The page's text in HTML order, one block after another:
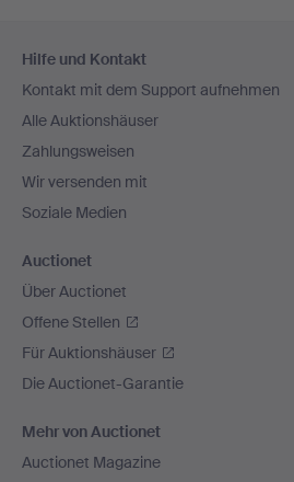
Navigation
Hilfe und Kontakt
Kontakt mit dem Support aufnehmen
Alle Auktionshäuser
Zahlungsweisen
Wir versenden mit
Soziale Medien
Auctionet
Über Auctionet
Offene Stellen
Für Auktionshäuser
Die Auctionet-Garantie
Mehr von Auctionet
Auctionet Magazine